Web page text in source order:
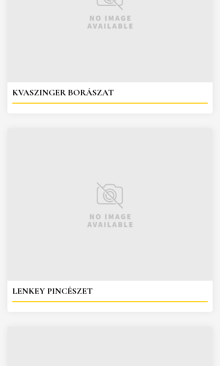
KVASZINGER BORÁSZAT
LENKEY PINCÉSZET